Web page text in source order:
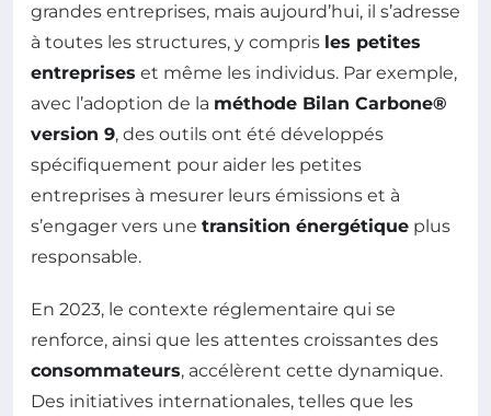
grandes entreprises, mais aujourd’hui, il s’adresse
à toutes les structures, y compris les petites
entreprises et même les individus. Par exemple,
avec l’adoption de la méthode Bilan Carbone®
version 9, des outils ont été développés
spécifiquement pour aider les petites
entreprises à mesurer leurs émissions et à
s’engager vers une transition énergétique plus
responsable.
En 2023, le contexte réglementaire qui se
renforce, ainsi que les attentes croissantes des
consommateurs, accélèrent cette dynamique.
Des initiatives internationales, telles que les